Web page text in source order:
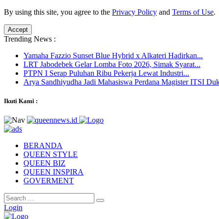
By using this site, you agree to the Privacy Policy and Terms of Use.
Accept
Trending News :
Yamaha Fazzio Sunset Blue Hybrid x Alkateri Hadirkan...
LRT Jabodebek Gelar Lomba Foto 2026, Simak Syarat...
PTPN I Serap Puluhan Ribu Pekerja Lewat Industri...
Arya Sandhiyudha Jadi Mahasiswa Perdana Magister ITSI
Ikuti Kami :
BERANDA
QUEEN STYLE
QUEEN BIZ
QUEEN INSPIRA
GOVERMENT
Login